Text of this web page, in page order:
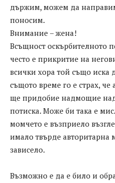
държим, можем да
поносим.
Внимание – жена!
Всъщност оскърбителното
често е прикритие на
всички хора той също иска
същото време го е страх, че
ще придобие надмощие
потиска. Може би така е
момчето е възприело
имало твърде авторитарна
зависело.
Възможно е да е било и